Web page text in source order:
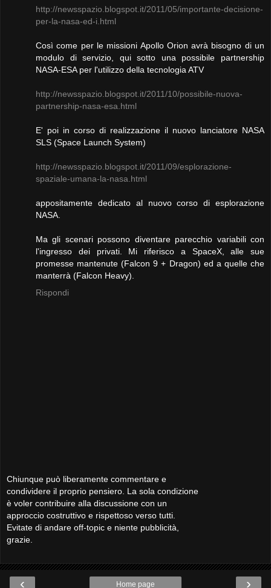
http://newsspazio.blogspot.it/2011/05/importante-decisione-
per-la-nasa-ed-i.html
Così come per le missioni Apollo Orion avrà bisogno di un
modulo di servizio, qui sotto una possibile partnership
NASA-ESA per l'utilizzo della tecnologia ATV
http://newsspazio.blogspot.it/2011/10/possibile-nuova-
partnership-nasa-esa.html
E' poi in corso di realizzazione il nuovo lanciatore NASA
SLS (Space Launch System)
http://newsspazio.blogspot.it/2011/09/esplorazione-
spaziale-umana-la-nasa.html
appositamente dedicato al nuovo corso di esplorazione
NASA.
Ma gli scenari possono diventare parecchio variabili con
l'ingresso dei privati. Mi riferisco a SpaceX, alle sue
promesse mantenute (Falcon 9 + Dragon) ed a quelle che
manterrà (Falcon Heavy).
Rispondi
Chiunque può liberamente commentare e
condividere il proprio pensiero. La sola condizione
è voler contribuire alla discussione con un
approccio costruttivo e rispettoso verso tutti.
Evitate di andare off-topic e niente pubblicità,
grazie.
‹ ›
Home page